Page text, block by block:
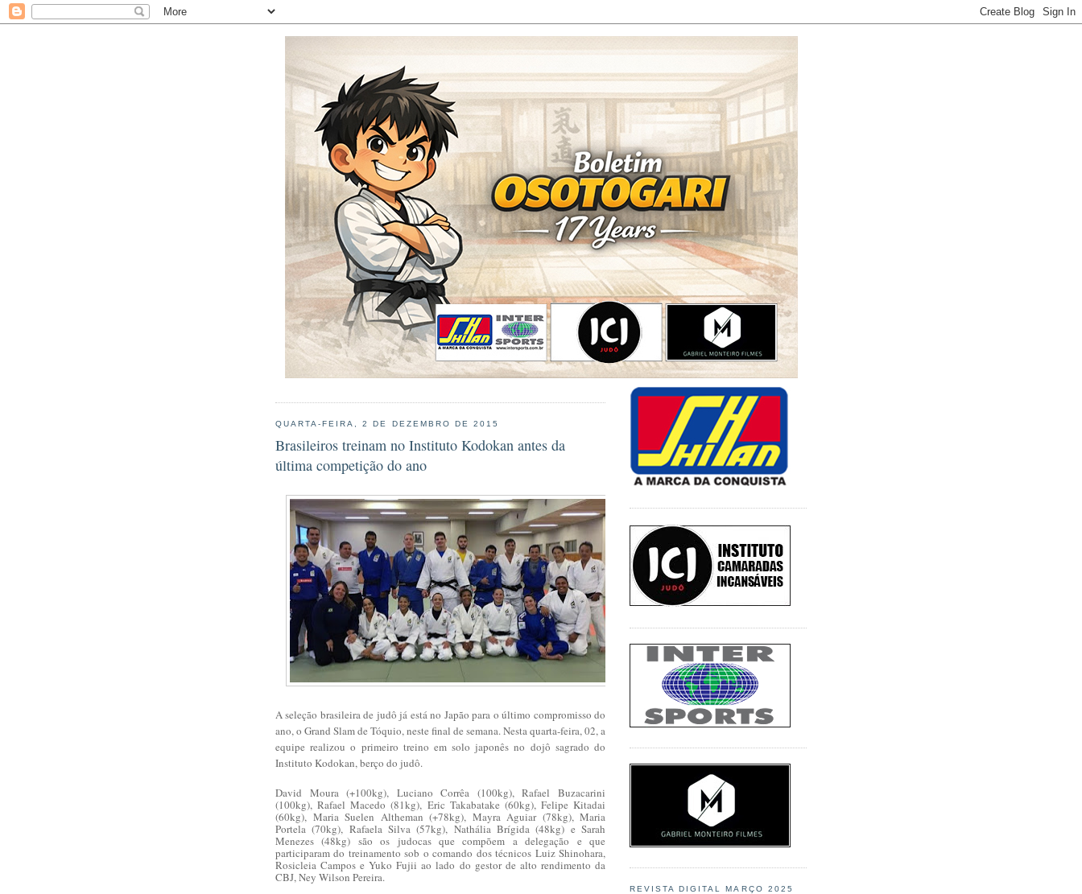
QUARTA-FEIRA, 2 DE DEZEMBRO DE 2015
Brasileiros treinam no Instituto Kodokan antes da
última competição do ano
A seleção brasileira de judô já está no Japão para o último compromisso do
ano, o Grand Slam de Tóquio, neste final de semana. Nesta quarta-feira, 02, a
equipe realizou o primeiro treino em solo japonês no dojô sagrado do
Instituto Kodokan, berço do judô.
David Moura (+100kg), Luciano Corrêa (100kg), Rafael Buzacarini
(100kg), Rafael Macedo (81kg), Eric Takabatake (60kg), Felipe Kitadai
(60kg), Maria Suelen Altheman (+78kg), Mayra Aguiar (78kg), Maria
Portela (70kg), Rafaela Silva (57kg), Nathália Brígida (48kg) e Sarah
Menezes (48kg) são os judocas que compõem a delegação e que
participaram do treinamento sob o comando dos técnicos Luiz Shinohara,
Rosicleia Campos e Yuko Fujii ao lado do gestor de alto rendimento da
CBJ, Ney Wilson Pereira.
REVISTA DIGITAL MARÇO 2025